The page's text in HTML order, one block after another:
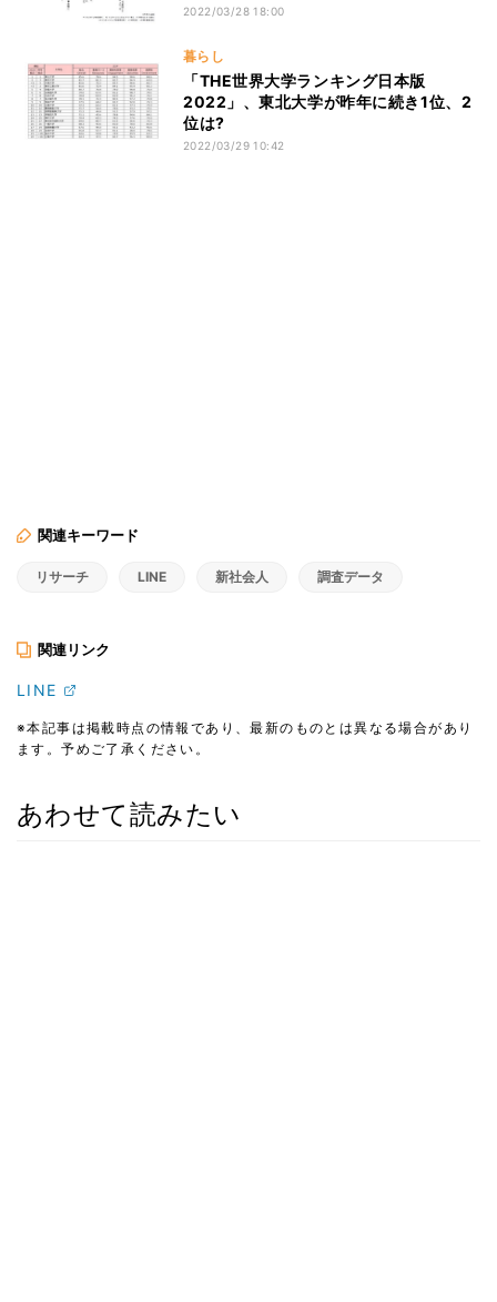
2022/03/28 18:00
暮らし
「THE世界大学ランキング日本版
2022」、東北大学が昨年に続き1位、2
位は?
2022/03/29 10:42
関連キーワード
リサーチ LINE 新社会人 調査データ
関連リンク
LINE
※本記事は掲載時点の情報であり、最新のものとは異なる場合があり
ます。予めご了承ください。
あわせて読みたい